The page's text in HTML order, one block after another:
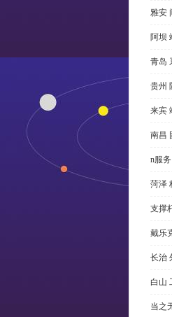
雅安
阿坝
青岛
贵州
来宾
南昌
n服
菏泽
支撑
戴乐
长治
白山
当之